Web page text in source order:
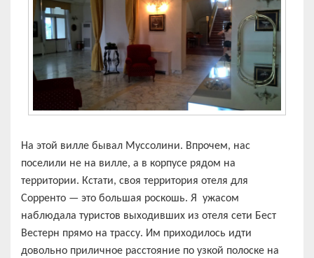
На этой вилле бывал Муссолини. Впрочем, нас
поселили не на вилле, а в корпусе рядом на
территории. Кстати, своя территория отеля для
Сорренто — это большая роскошь. Я ужасом
наблюдала туристов выходивших из отеля сети Бест
Вестерн прямо на трассу. Им приходилось идти
довольно приличное расстояние по узкой полоске на